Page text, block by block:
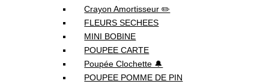
Crayon Amortisseur ✏️
FLEURS SECHEES
MINI BOBINE
POUPEE CARTE
Poupée Clochette 🔔
POUPEE POMME DE PIN